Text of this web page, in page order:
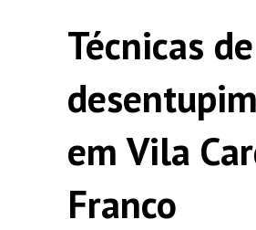
Técnicas de
em Vila
Franco